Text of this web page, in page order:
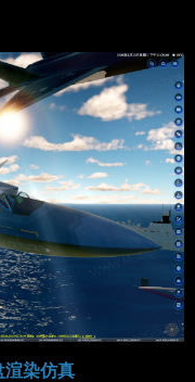
渲染仿真